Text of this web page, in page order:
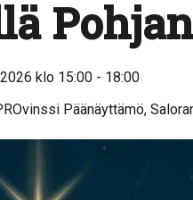
klo 15:00 - 18:00
Päänäyttämö,